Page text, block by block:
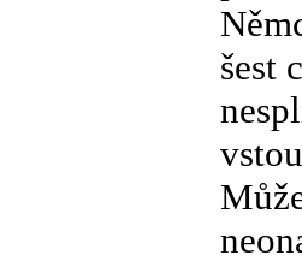
šest